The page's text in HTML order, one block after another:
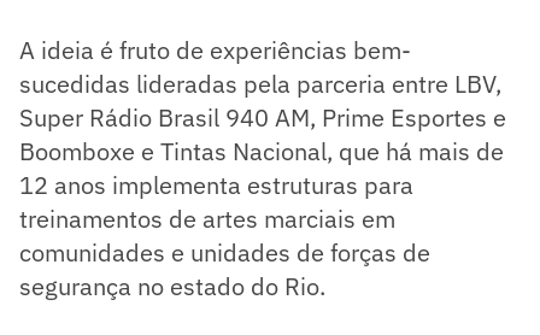
A ideia é fruto de experiências bem-
sucedidas lideradas pela parceria entre LBV,
Super Rádio Brasil 940 AM, Prime Esportes e
Boomboxe e Tintas Nacional, que há mais de
12 anos implementa estruturas para
treinamentos de artes marciais em
comunidades e unidades de forças de
segurança no estado do Rio.